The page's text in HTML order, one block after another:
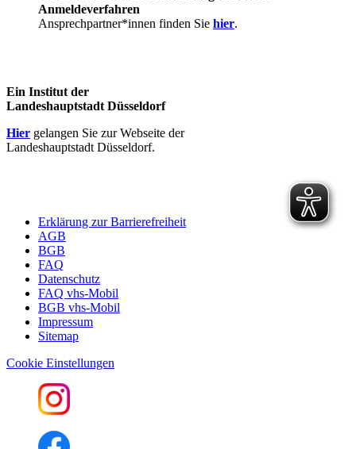
Anmeldeverfahren
Ansprechpartner*innen finden Sie hier.
Ein Institut der
Landeshauptstadt Düsseldorf
Hier gelangen Sie zur Webseite der
Landeshauptstadt Düsseldorf.
Erklärung zur Barrierefreiheit
AGB
BGB
FAQ
Datenschutz
FAQ vhs-Mobil
BGB vhs-Mobil
Impressum
Sitemap
Cookie Einstellungen